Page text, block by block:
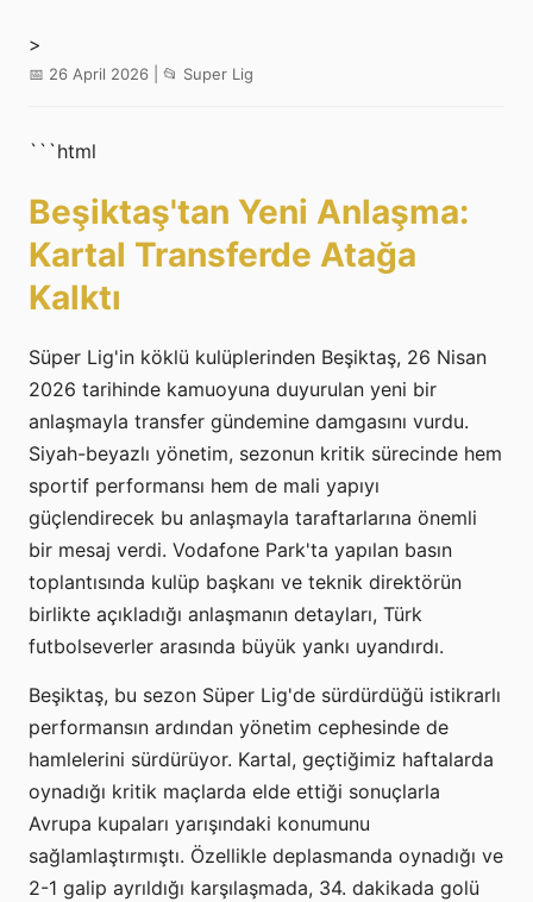
>
📅 26 April 2026 | 📂 Super Lig
```html
Beşiktaş'tan Yeni Anlaşma:
Kartal Transferde Atağa
Kalktı
Süper Lig'in köklü kulüplerinden Beşiktaş, 26 Nisan
2026 tarihinde kamuoyuna duyurulan yeni bir
anlaşmayla transfer gündemine damgasını vurdu.
Siyah-beyazlı yönetim, sezonun kritik sürecinde hem
sportif performansı hem de mali yapıyı
güçlendirecek bu anlaşmayla taraftarlarına önemli
bir mesaj verdi. Vodafone Park'ta yapılan basın
toplantısında kulüp başkanı ve teknik direktörün
birlikte açıkladığı anlaşmanın detayları, Türk
futbolseverler arasında büyük yankı uyandırdı.
Beşiktaş, bu sezon Süper Lig'de sürdürdüğü istikrarlı
performansın ardından yönetim cephesinde de
hamlelerini sürdürüyor. Kartal, geçtiğimiz haftalarda
oynadığı kritik maçlarda elde ettiği sonuçlarla
Avrupa kupaları yarışındaki konumunu
sağlamlaştırmıştı. Özellikle deplasmanda oynadığı ve
2-1 galip ayrıldığı karşılaşmada, 34. dakikada golü